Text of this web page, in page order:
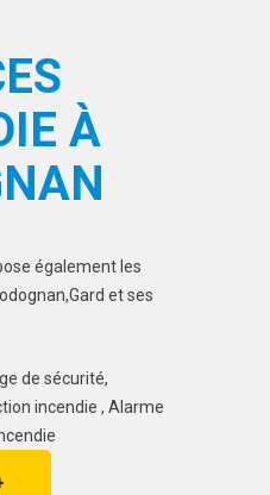
À
également les
et ses
de sécurité,
incendie , Alarme